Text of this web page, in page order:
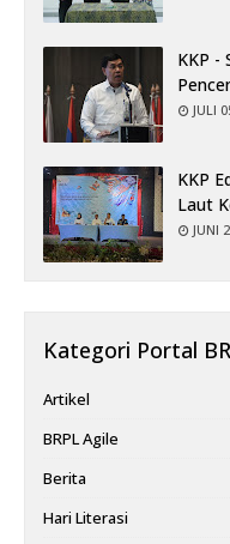
KKP -
JULI
KKP
Laut
JUNI
Kategori Portal
Artikel
BRPL Agile
Berita
Hari Literasi